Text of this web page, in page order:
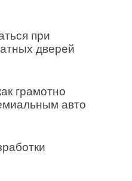
при
дверей
грамотно
авто